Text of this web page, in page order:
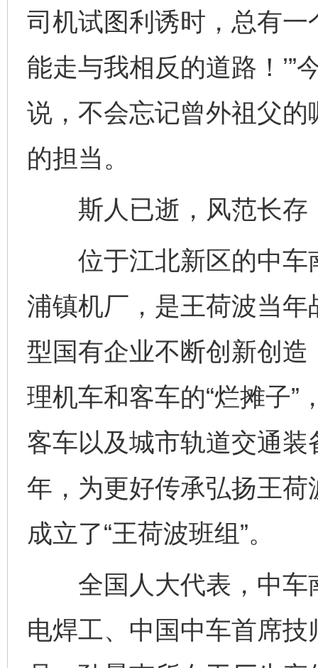
司机试图利诱时，总有
能走与我相反的道路！’”
说，不会忘记曾外祖父
的担当。
斯人已逝，风范长存
位于江北新区的中车
浦镇机厂，是王荷波当
型国有企业不断创新创造
理机车和客车的“烂摊子”
客车以及城市轨道交通
年，为更好传承弘扬王荷
成立了“王荷波班组”。
全国人大代表，中车
电焊工、中国中车首席技